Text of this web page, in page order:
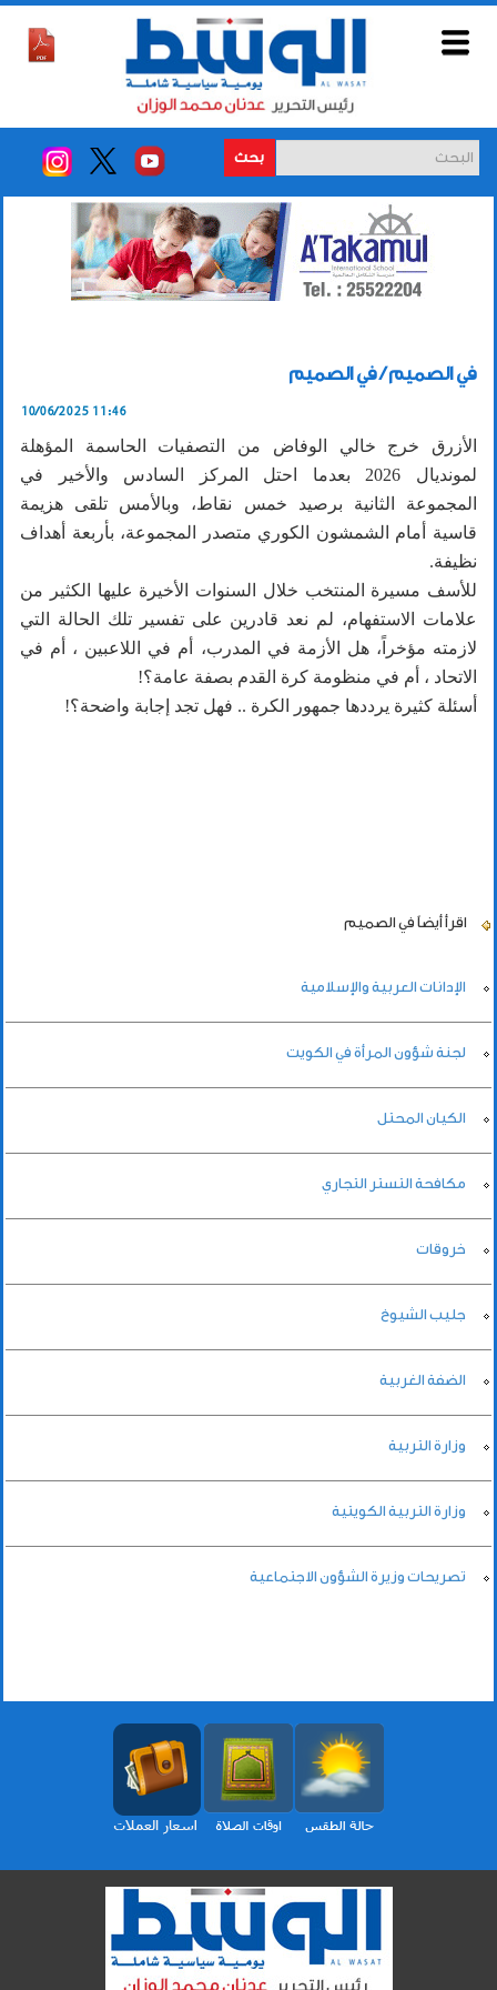
بحث
في الصميم / في الصميم
10/06/2025 11:46
الأزرق خرج خالي الوفاض من التصفيات الحاسمة المؤهلة
لمونديال 2026 بعدما احتل المركز السادس والأخير في
المجموعة الثانية برصيد خمس نقاط، وبالأمس تلقى هزيمة
قاسية أمام الشمشون الكوري متصدر المجموعة، بأربعة أهداف
نظيفة.
للأسف مسيرة المنتخب خلال السنوات الأخيرة عليها الكثير من
علامات الاستفهام، لم نعد قادرين على تفسير تلك الحالة التي
لازمته مؤخراً، هل الأزمة في المدرب، أم في اللاعبين ، أم في
الاتحاد ، أم في منظومة كرة القدم بصفة عامة؟!
أسئلة كثيرة يرددها جمهور الكرة .. فهل تجد إجابة واضحة؟!
اقرأ أيضاً في الصميم
الإدانات العربية والإسلامية
لجنة شؤون المرأة في الكويت
الكيان المحتل
مكافحة التستر التجاري
خروقات
جليب الشيوخ
الضفة الغربية
وزارة التربية
وزارة التربية الكويتية
تصريحات وزيرة الشؤون الاجتماعية